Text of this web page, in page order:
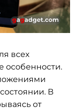
всех
особенности.
В
от